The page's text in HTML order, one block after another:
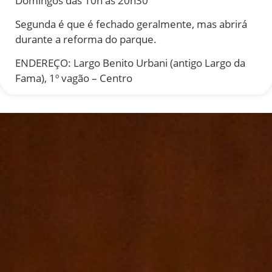
Segunda é que é fechado geralmente, mas abrirá
durante a reforma do parque.
ENDEREÇO: Largo Benito Urbani (antigo Largo da
Fama), 1º vagão – Centro